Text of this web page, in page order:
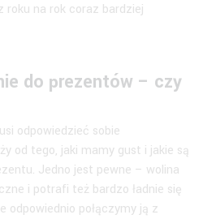
roku na rok coraz bardziej
do prezentów – czy
odpowiedzieć sobie
od tego, jaki mamy gust i jakie są
Jedno jest pewne – wolina
i potrafi też bardzo ładnie się
odpowiednio połączymy ją z